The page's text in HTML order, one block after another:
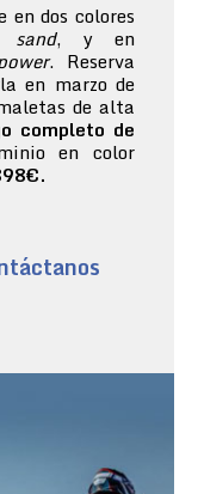
en dos colores
sand, y en
. Reserva
en marzo de
de alta
completo de
en color